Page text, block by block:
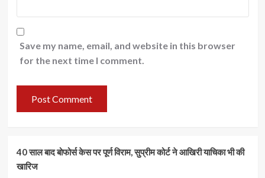
Save my name, email, and website in this browser
for the next time I comment.
40 साल बाद बोफोर्स केस पर पूर्ण विराम, सुप्रीम कोर्ट ने आखिरी याचिका भी की
खारिज